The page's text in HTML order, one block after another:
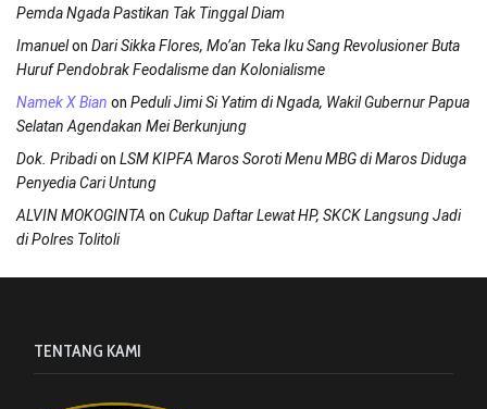
Pemda Ngada Pastikan Tak Tinggal Diam
Imanuelon Dari Sikka Flores, Mo’an Teka Iku Sang Revolusioner Buta
Huruf Pendobrak Feodalisme dan Kolonialisme
Namek X Bian on Peduli Jimi Si Yatim di Ngada, Wakil Gubernur Papua
Selatan Agendakan Mei Berkunjung
Dok. Pribadion LSM KIPFA Maros Soroti Menu MBG di Maros Diduga
Penyedia Cari Untung
ALVIN MOKOGINTA on Cukup Daftar Lewat HP, SKCK Langsung Jadi
di Polres Tolitoli
TENTANG KAMI